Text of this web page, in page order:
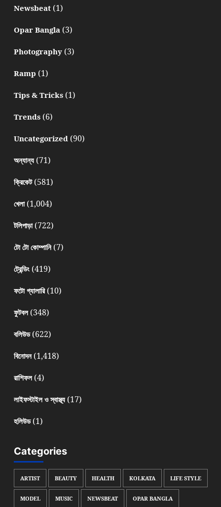
Newsbeat(1)
Opar Bangla(3)
Photography(3)
Ramp (1)
Tips & Tricks(1)
Trends(6)
Uncategorized(90)
অন্যান্য(71)
ক্রিকেট(581)
খেলা(1,004)
টলিপাড়া(722)
টো টো কোম্পানি(7)
ট্রেন্ডিং(419)
ফটো গ্যালারি(10)
ফুটবল(348)
বলিউড(622)
বিনোদন(1,418)
রাশিফল(4)
লাইফস্টাইল ও স্বাস্থ্য(17)
হলিউড(1)
Categories
ARTIST BEAUTY HEALTH KOLKATA LIFE STYLE
MODEL MUSIC NEWSBEAT OPAR BANGLA